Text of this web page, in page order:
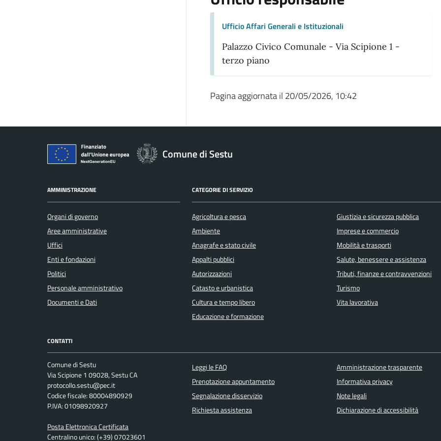
Ufficio Affari Generali e Istituzionali
Palazzo Civico Comunale - Via Scipione 1 -
terzo piano
Pagina aggiornata il 20/05/2026, 10:42
Comune di Sestu
AMMINISTRAZIONE
Organi di governo
Aree amministrative
Uffici
Enti e fondazioni
Politici
Personale amministrativo
Documenti e Dati
CATEGORIE DI SERVIZIO
Agricoltura e pesca
Ambiente
Anagrafe e stato civile
Appalti pubblici
Autorizzazioni
Catasto e urbanistica
Cultura e tempo libero
Educazione e formazione
Giustizia e sicurezza pubblica
Imprese e commercio
Mobilità e trasporti
Salute, benessere e assistenza
Tributi, finanze e contravvenzioni
Turismo
Vita lavorativa
CONTATTI
Comune di Sestu
Via Scipione 1 09028, Sestu CA
protocollo.sestu@pec.it
Codice fiscale: 80004890929
P.IVA: 01098920927
Posta Elettronica Certificata
Centralino unico: (+39) 07023601
Leggi le FAQ
Prenotazione appuntamento
Segnalazione disservizio
Richiesta assistenza
Amministrazione trasparente
Informativa privacy
Note legali
Dichiarazione di accessibilità